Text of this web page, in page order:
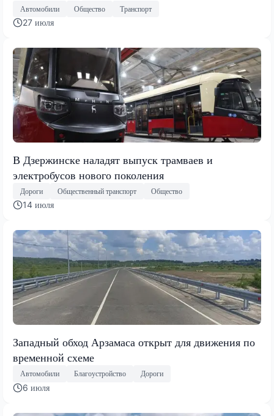
Автомобили Общество Транспорт
27 июля
В Дзержинске наладят выпуск трамваев и
электробусов нового поколения
Дороги Общественный транспорт Общество
14 июля
Западный обход Арзамаса открыт для движения по
временной схеме
Автомобили Благоустройство Дороги
6 июля